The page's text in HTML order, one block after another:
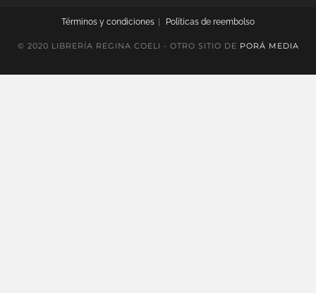
Términos y condiciones Políticas de reembolso
© 2020 LIBRERÍA REGINA COELI - OTRO SITIO DE PORÁ MEDIA